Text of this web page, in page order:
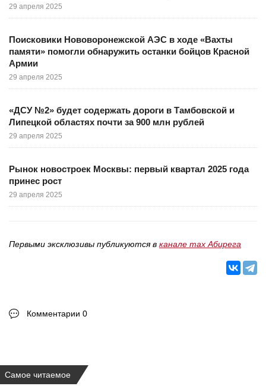
29 апреля 2025
Поисковики Нововоронежской АЭС в ходе «Вахты
памяти» помогли обнаружить останки бойцов Красной
Армии
29 апреля 2025
«ДСУ №2» будет содержать дороги в Тамбовской и
Липецкой областях почти за 900 млн рублей
29 апреля 2025
Рынок новостроек Москвы: первый квартал 2025 года
принес рост
29 апреля 2025
Первыми эксклюзивы публикуются в канале max Абирега
Комментарии 0
Самое читаемое